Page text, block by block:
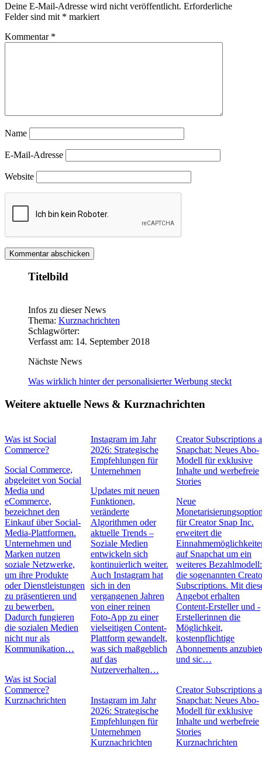
Deine E-Mail-Adresse wird nicht veröffentlicht. Erforderliche
Felder sind mit * markiert
Kommentar *
Name
E-Mail-Adresse
Website
Titelbild
Infos zu dieser News
Thema: Kurznachrichten
Schlagwörter:
Verfasst am: 14. September 2018
Nächste News
Was wirklich hinter der personalisierter Werbung steckt
Weitere aktuelle News & Kurznachrichten
Was ist Social
Commerce?
Social Commerce,
abgeleitet von Social
Media und
eCommerce,
bezeichnet den
Einkauf über Social-
Media-Plattformen.
Unternehmen und
Marken nutzen
soziale Netzwerke,
um ihre Produkte
oder Dienstleistungen
zu präsentieren und
zu bewerben.
Dadurch fungieren
die sozialen Medien
nicht nur als
Kommunikation…
Was ist Social
Commerce?
Kurznachrichten
Instagram im Jahr
2026: Strategische
Empfehlungen für
Unternehmen
Updates mit neuen
Funktionen,
veränderte
Algorithmen oder
aktuelle Trends –
Soziale Medien
entwickeln sich
kontinuierlich weiter.
Auch Instagram hat
sich in den
vergangenen Jahren
von einer reinen
Foto-App zu einer
vielseitigen Content-
Plattform gewandelt,
was sich maßgeblich
auf das
Nutzerverhalten…
Instagram im Jahr
2026: Strategische
Empfehlungen für
Unternehmen
Kurznachrichten
Creator Subscriptions
Snapchat: Neues Abo-
Modell für exklusive
Inhalte und werbefreie
Stories
Neue
für Creator Snap Inc.
erweitert die
auf Snapchat um ein
weiteres Bezahlmodell:
die sogenannten
Subscriptions. Mit
Angebot erhalten
Content-Ersteller und -
Erstellerinnen die
Möglichkeit,
kostenpflichtige
Abonnements
und sic…
Creator Subscriptions
Snapchat: Neues Abo-
Modell für exklusive
Inhalte und werbefreie
Stories
Kurznachrichten